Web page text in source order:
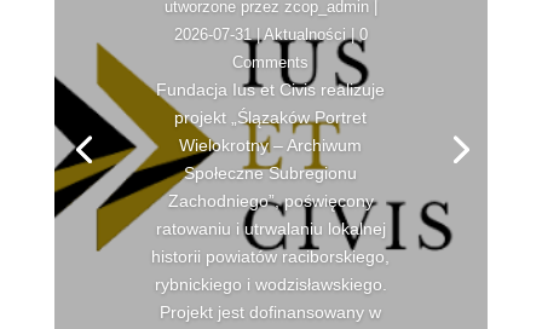
utworzone przez zcop_admin|
2026-07-31|Aktualności| 0
Comments
Fundacja Ius et Civis realizuje
projekt „Ślązaków Portret
Wielokrotny – Archiwum
Społeczne Subregionu
Zachodniego”, poświęcony
ratowaniu i utrwalaniu lokalnej
historii powiatów raciborskiego,
rybnickiego i wodzisławskiego.
Projekt jest dofinansowany w